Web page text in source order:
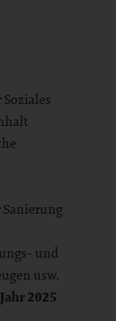
und
usw.
2025